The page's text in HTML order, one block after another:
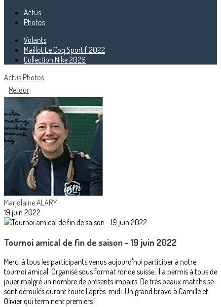
Actus
Photos
Volants
Maillot Le Coq Sportif 2022
Collection Nike 2026
Actus Photos
Retour
Marjolaine ALARY
19 juin 2022
Tournoi amical de fin de saison - 19 juin 2022
Merci à tous les participants venus aujourd'hui participer à notre
tournoi amical. Organisé sous format ronde suisse, il a permis à tous de
jouer malgré un nombre de présents impairs. De très beaux matchs se
sont déroulés durant toute l'après-midi. Un grand bravo à Camille et
Olivier qui terminent premiers !